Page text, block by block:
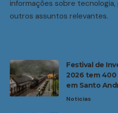
informações sobre tecnologia,
outros assuntos relevantes.
Festival de
2026 tem
em Santo
Noticias